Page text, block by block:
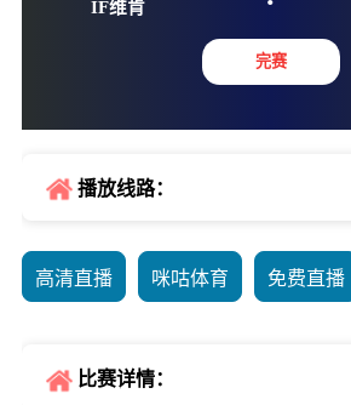
:
完赛
播放线路：
高清直播 咪咕体育 免费直播
比赛详情：